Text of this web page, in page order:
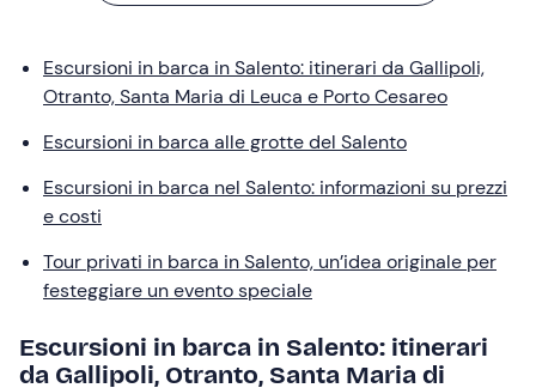
Escursioni in barca in Salento: itinerari da Gallipoli,
Otranto, Santa Maria di Leuca e Porto Cesareo
Escursioni in barca alle grotte del Salento
Escursioni in barca nel Salento: informazioni su prezzi
e costi
Tour privati in barca in Salento, un’idea originale per
festeggiare un evento speciale
Escursioni in barca in Salento: itinerari
da Gallipoli, Otranto, Santa Maria di